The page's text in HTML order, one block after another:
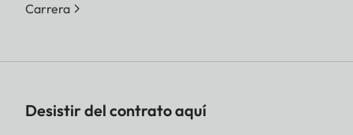
Carrera
Desistir del contrato aquí